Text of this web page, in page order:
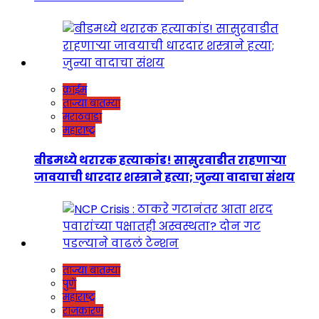
क्राईम
ताज्या बातम्या
मराठवाडा
महाराष्ट्र
बीडमध्ये थरारक हत्याकांड! सासुरवाडीत राहणाऱ्या
जावयाची धारदार शस्त्राने हत्या; जुन्या वादाचा संशय
ताज्या बातम्या
पुणे
महाराष्ट्र
राजकारण